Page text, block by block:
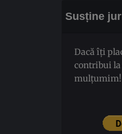
Susține
Dacă îți
contribui
mulțumim!